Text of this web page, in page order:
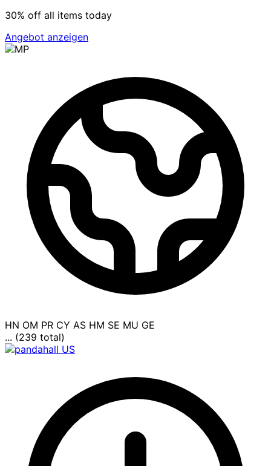
30% off all items today
Angebot anzeigen
HN OM PR CY AS HM SE MU GE
... (239 total)